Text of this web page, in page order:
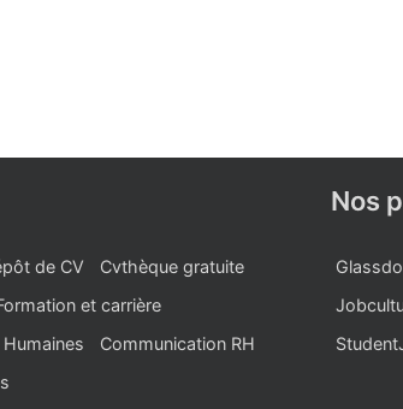
de CV
Cvthèque gratuite
et carrière
Communication RH
Nos